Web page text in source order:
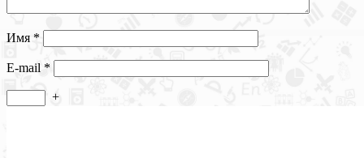
Имя *
E-mail *
+